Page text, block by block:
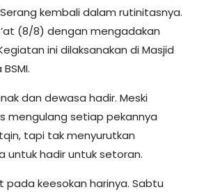
Serang kembali dalam rutinitasnya.
(8/8) dengan mengadakan
ini dilaksanakan di Masjid
dan dewasa hadir. Meski
mengulang setiap pekannya
tapi tak menyurutkan
untuk hadir untuk setoran.
pada keesokan harinya. Sabtu